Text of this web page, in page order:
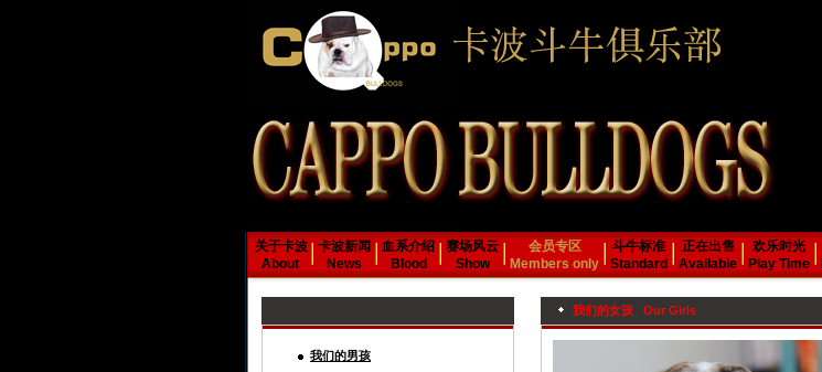
关于卡波
About
卡波新闻
News
血系介绍
Blood
赛场风云
Show
会员专区
Members only
斗牛标准
Standard
正在出售
Available
欢乐时光
Play Time
我们的男孩
我们的女孩 Our Girls